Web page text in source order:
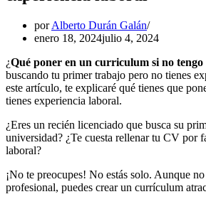
porAlberto Durán Galán
enero 18, 2024julio 4, 2024
¿Qué poner en un curriculum si no tengo
buscando tu primer trabajo pero no tienes
este artículo, te explicaré qué tienes que
tienes experiencia laboral.
¿Eres un recién licenciado que busca su
universidad? ¿Te cuesta rellenar tu CV por
laboral?
¡No te preocupes! No estás solo. Aunque
profesional, puedes crear un currículum